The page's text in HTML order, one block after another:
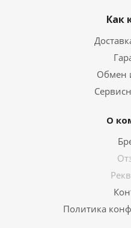
Как
Обмен
О
Политика